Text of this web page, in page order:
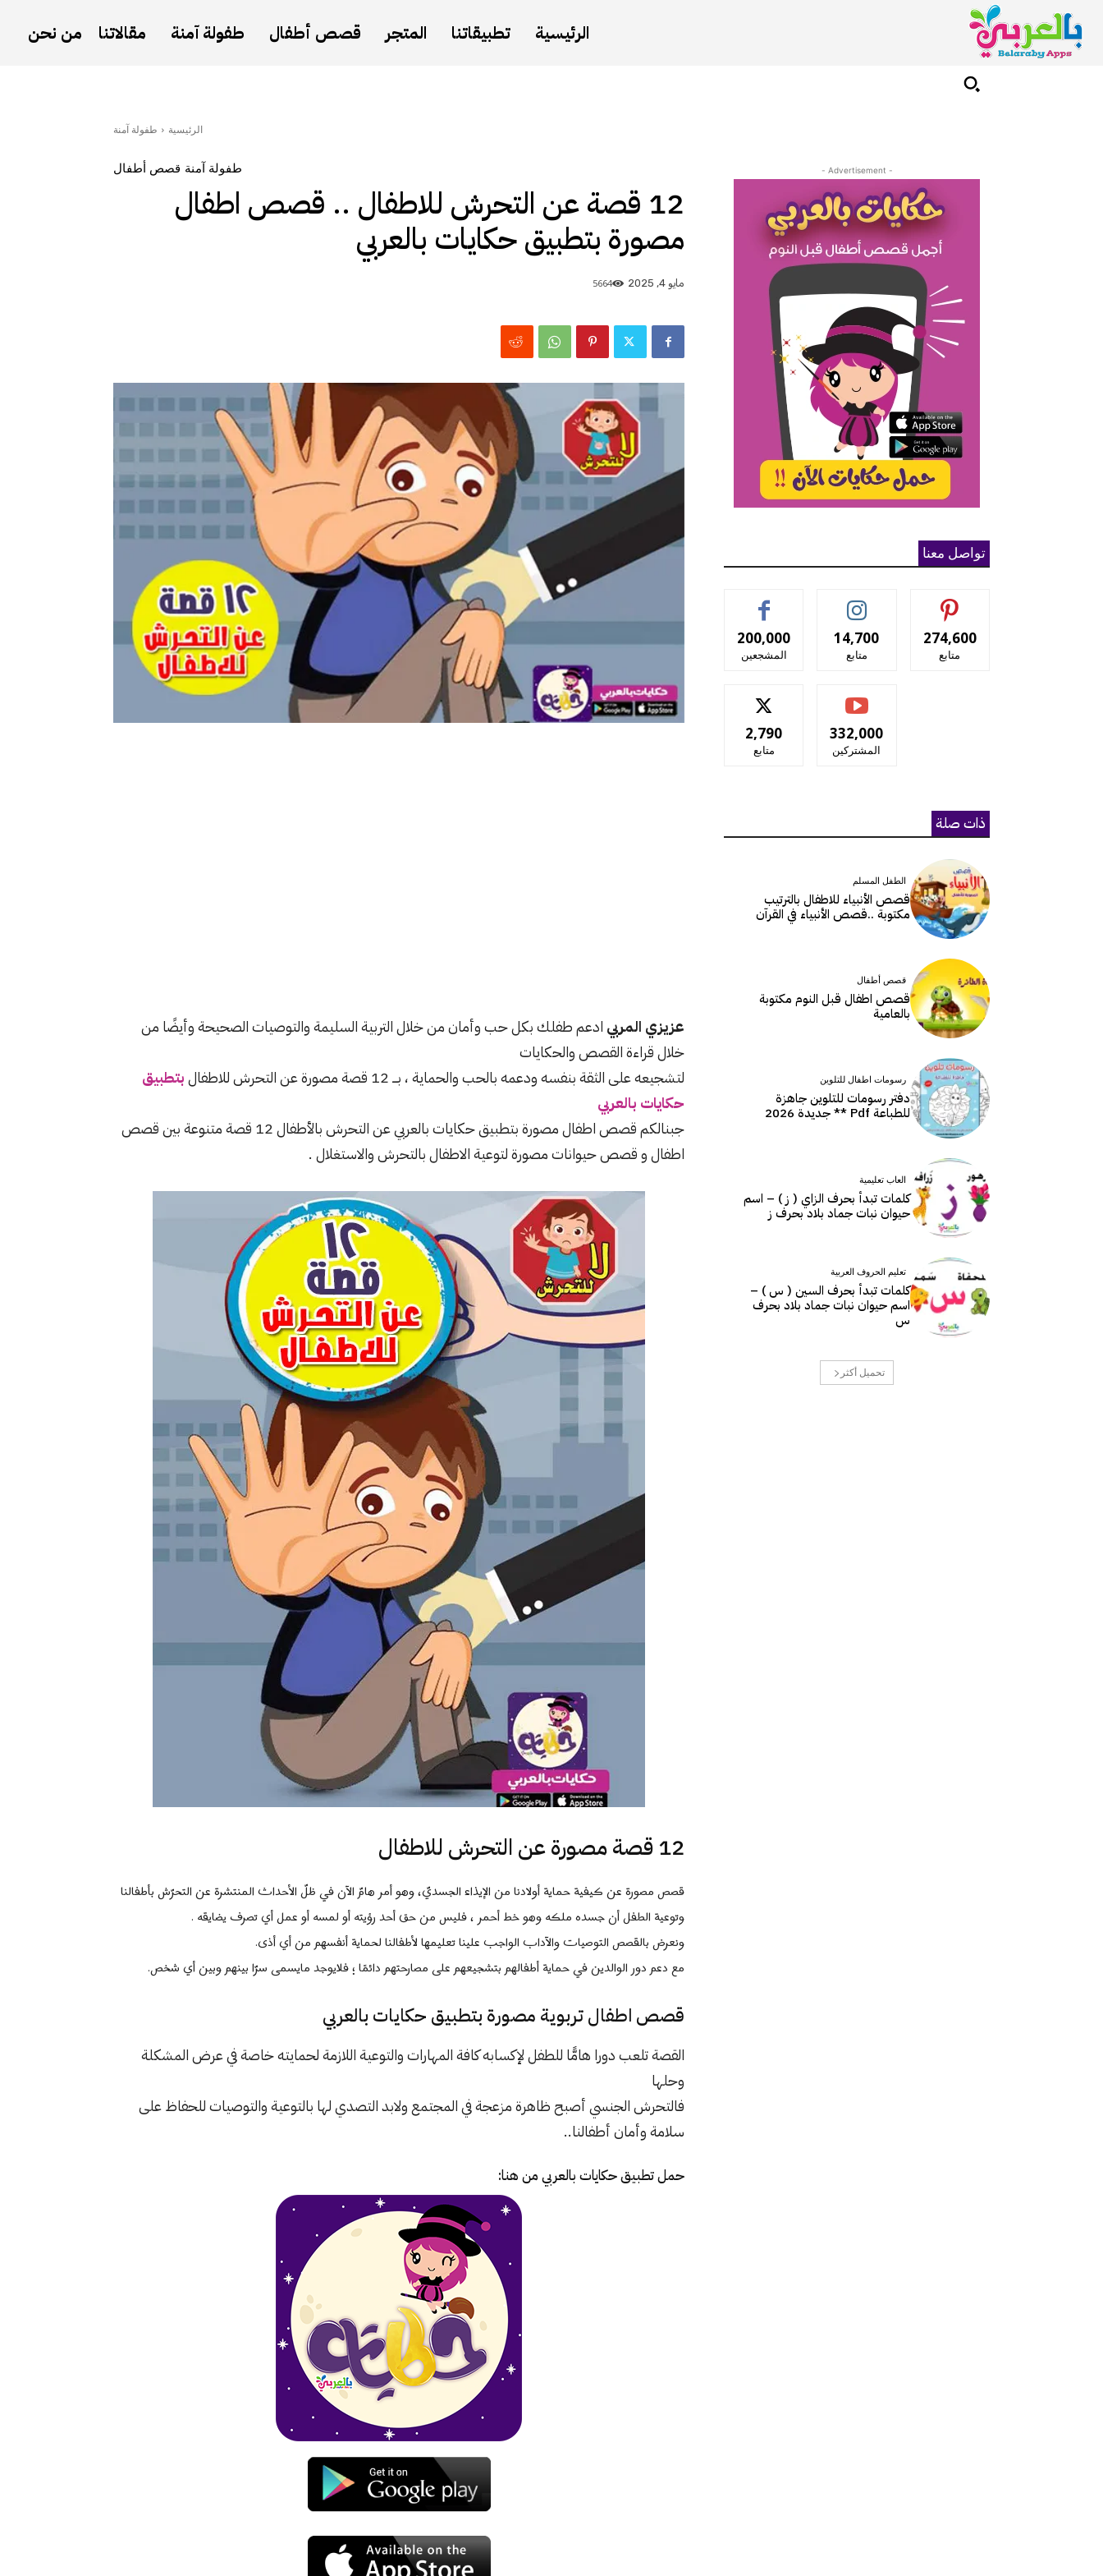
الرئيسية تطبيقاتنا المتجر قصص أطفال طفولة آمنة مقالاتنا من نحن
الرئيسية طفولة آمنة
طفولة آمنة قصص أطفال
12 قصة عن التحرش للاطفال .. قصص اطفال
مصورة بتطبيق حكايات بالعربي
مايو 4, 2025 5664
عزيزي المربي ادعم طفلك بكل حب وأمان من خلال التربية السليمة والتوصيات الصحيحة وأيضًا من
خلال قراءة القصص والحكايات
لتشجيعه على الثقة بنفسه ودعمه بالحب والحماية ، بـــ 12 قصة مصورة عن التحرش للاطفال
بتطبيق
حكايات بالعربي
جبنالكم قصص اطفال مصورة بتطبيق حكايات بالعربي عن التحرش بالأطفال 12 قصة متنوعة بين قصص
اطفال و قصص حيوانات مصورة لتوعية الاطفال بالتحرش والاستغلال .
12 قصة مصورة عن التحرش للاطفال
قصص مصورة عن كيفية حماية أولادنا من الإيذاء الجسديّ، وهو أمر هامّ الآن في ظلّ الأحداث المنتشرة عن التحرّش بأطفالنا
وتوعية الطفل أن جسده ملكه وهو خط أحمر ، فليس من حق أحد رؤيته أو لمسه أو عمل أي تصرف يضايقه .
ونعرض بالقصص التوصيات والآداب الواجب علينا تعليمها لأطفالنا لحماية أنفسهم من أي أذى.
مع دعم دور الوالدين في حماية أطفالهم بتشجيعهم على مصارحتهم دائمًا ؛ فلايوجد مايسمى سرّا بينهم وبين أي شخص.
قصص اطفال تربوية مصورة بتطبيق حكايات بالعربي
القصة تلعب دورا هامًّا للطفل لإكسابه كافة المهارات والتوعية اللازمة لحمايته خاصة في عرض المشكلة
وحلها
فالتحرش الجنسي أصبح ظاهرة مزعجة في المجتمع ولابد التصدي لها بالتوعية والتوصيات للحفاظ على
سلامة وأمان أطفالنا..
حمل تطبيقحكايات بالعربي من هنا:
- Advertisement -
تواصل معنا
200,000
المشجعين
14,700
متابع
274,600
متابع
2,790
متابع
332,000
المشتركين
ذات صلة
الطفل المسلم
قصص الأنبياء للاطفال بالترتيب
مكتوبة ..قصص الأنبياء في القرآن
قصص أطفال
قصص اطفال قبل النوم مكتوبة
بالعامية
رسومات اطفال للتلوين
دفتر رسومات للتلوين جاهزة
للطباعة Pdf ** جديدة 2026
العاب تعليمية
كلمات تبدأ بحرف الزاي ( ز ) – اسم
حيوان نبات جماد بلاد بحرف ز
تعليم الحروف العربية
كلمات تبدأ بحرف السين ( س ) –
اسم حيوان نبات جماد بلاد بحرف
س
تحميل أكثر